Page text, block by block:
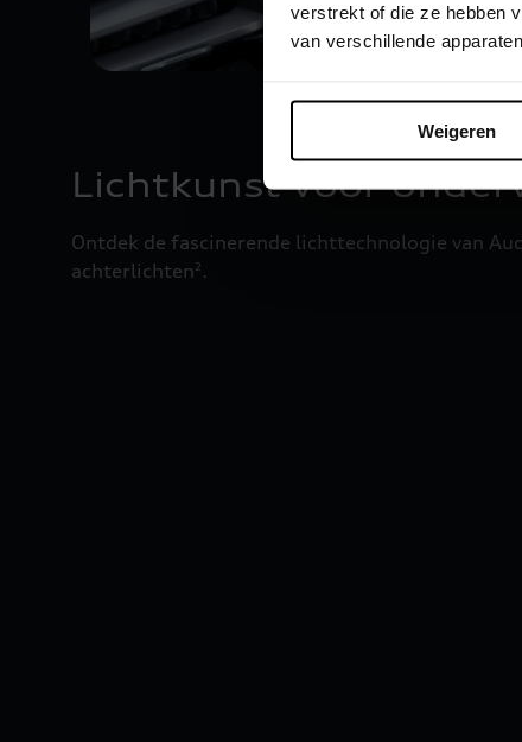
verstrekt of die ze hebben
van verschillende
Weigeren
Lichtkunst voor
Ontdek de fascinerende lichttechnologie van
achterlichten2 .